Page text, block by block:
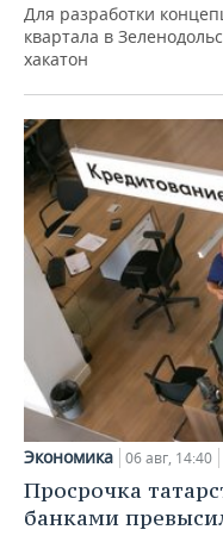
Для разработки
квартала в
хакатон
Экономика 06 авг, 14:40
Просрочка
банками